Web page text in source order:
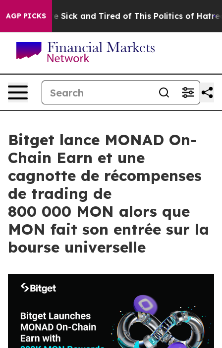
AGP PICKS
Are Sick and Tired of This Politics of Hatred”
Bitget lance MONAD On-
Chain Earn et une
cagnotte de récompenses
de trading de
800 000 MON alors que
MON fait son entrée sur la
bourse universelle